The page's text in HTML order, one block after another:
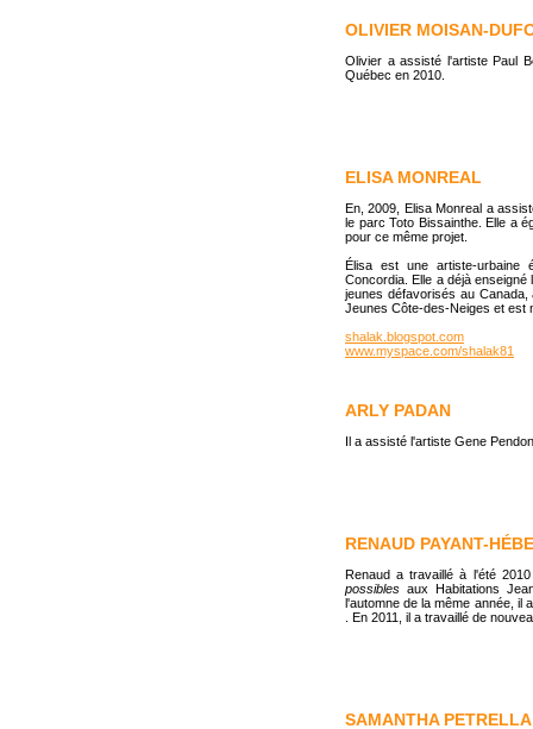
OLIVIER MOISAN-
Olivier a assisté l'artiste Paul
Québec en 2010.
ELISA MONREAL
En, 2009, Elisa Monreal a
le parc Toto Bissainthe. Elle a
pour ce même projet.
Élisa est une artiste-urbaine
Concordia. Elle a déjà
jeunes défavorisés au
Jeunes Côte-des-Neiges et est
shalak.blogspot.com
www.myspace.com/shalak81
ARLY PADAN
Il a assisté l'artiste Gene
RENAUD PAYANT-
Renaud a travaillé à l'été
possibles aux Habitations
l'automne de la même année, il
. En 2011, il a travaillé de
SAMANTHA PETRELLA